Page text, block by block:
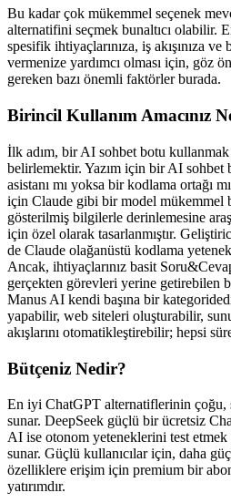
Bu kadar çok mükemmel seçenek
alternatifini seçmek bunaltıcı olabilir.
spesifik ihtiyaçlarınıza, iş akışınıza
vermenize yardımcı olması için, göz
gereken bazı önemli faktörler burada.
Birincil Kullanım Amacınız
İlk adım, bir AI sohbet botu
belirlemektir. Yazım için bir AI sohbet
asistanı mı yoksa bir kodlama ortağı
için Claude gibi bir model mükemmel
gösterilmiş bilgilerle derinlemesine
için özel olarak tasarlanmıştır.
de Claude olağanüstü kodlama
Ancak, ihtiyaçlarınız basit
gerçekten görevleri yerine getirebilen
Manus AI kendi başına bir
yapabilir, web siteleri oluşturabilir,
akışlarını otomatikleştirebilir; hepsi
Bütçeniz Nedir?
En iyi ChatGPT alternatiflerinin çoğu,
sunar. DeepSeek güçlü bir ücretsiz
AI ise otonom yeteneklerini test
sunar. Güçlü kullanıcılar için, daha
özelliklere erişim için premium bir
yatırımdır.